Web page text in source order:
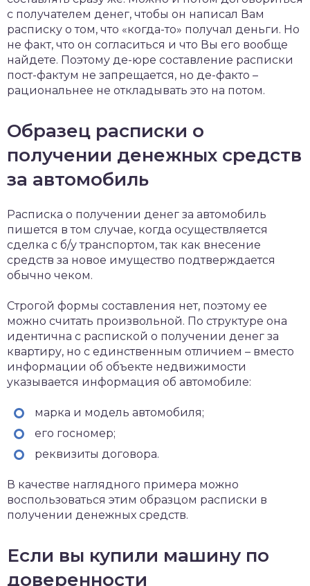
с получателем денег, чтобы он написал Вам
расписку о том, что «когда-то» получал деньги. Но
не факт, что он согласиться и что Вы его вообще
найдете. Поэтому де-юре составление расписки
пост-фактум не запрещается, но де-факто –
рациональнее не откладывать это на потом.
Образец расписки о
получении денежных средств
за автомобиль
Расписка о получении денег за автомобиль
пишется в том случае, когда осуществляется
сделка с б/у транспортом, так как внесение
средств за новое имущество подтверждается
обычно чеком.
Строгой формы составления нет, поэтому ее
можно считать произвольной. По структуре она
идентична с распиской о получении денег за
квартиру, но с единственным отличием – вместо
информации об объекте недвижимости
указывается информация об автомобиле:
марка и модель автомобиля;
его госномер;
реквизиты договора.
В качестве наглядного примера можно
воспользоваться этим образцом расписки в
получении денежных средств.
Если вы купили машину по
доверенности